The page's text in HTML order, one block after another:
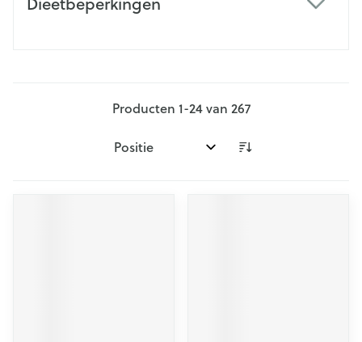
Producten 1-24van 267
Sorteer op: